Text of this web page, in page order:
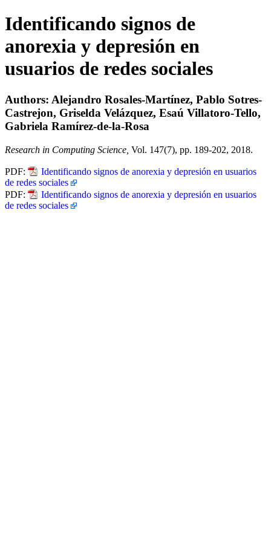
Identificando signos de
anorexia y depresión en
usuarios de redes sociales
Authors: Alejandro Rosales-Martínez, Pablo Sotres-
Castrejon, Griselda Velázquez, Esaú Villatoro-Tello,
Gabriela Ramírez-de-la-Rosa
Research in Computing Science, Vol. 147(7), pp. 189-202, 2018.
PDF:
Identificando signos de anorexia y depresión en usuarios
de redes sociales
PDF:
Identificando signos de anorexia y depresión en usuarios
de redes sociales